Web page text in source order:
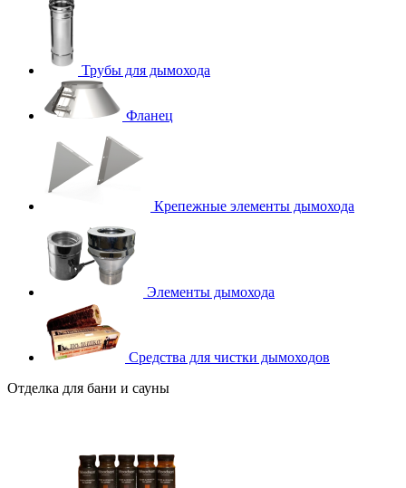
Трубы для дымохода
Фланец
Крепежные элементы дымохода
Элементы дымохода
Средства для чистки дымоходов
Отделка для бани и сауны